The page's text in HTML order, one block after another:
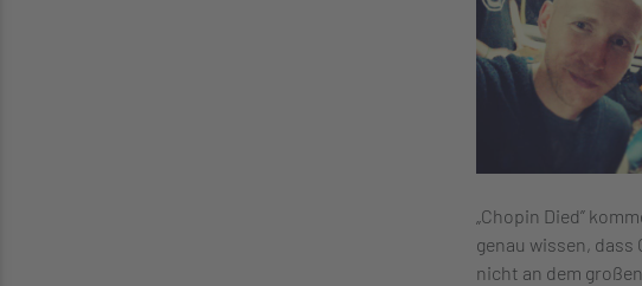
„Chopin Died”
genau wissen,
nicht an dem